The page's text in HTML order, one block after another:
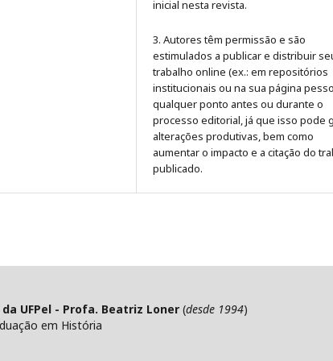
inicial nesta revista.
3. Autores têm permissão e são
estimulados a publicar e distribuir
trabalho online (ex.: em repositórios
institucionais ou na sua página
qualquer ponto antes ou durante o
processo editorial, já que isso pode
alterações produtivas, bem como
aumentar o impacto e a citação do
publicado.
UFPel - Profa. Beatriz Loner (desde 1994)
em História